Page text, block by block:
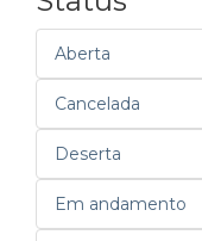
Aberta
Cancelada
Deserta
Em andamento